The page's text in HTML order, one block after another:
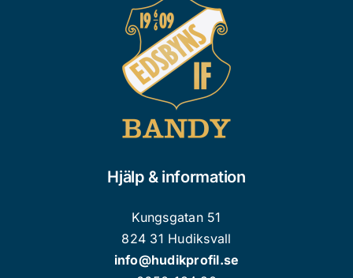
Hjälp & information
Kungsgatan 51
824 31 Hudiksvall
info@hudikprofil.se